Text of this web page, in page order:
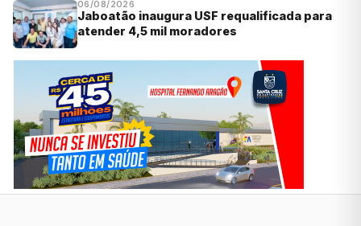
06/08/2026
Jaboatão inaugura USF requalificada para
atender 4,5 mil moradores